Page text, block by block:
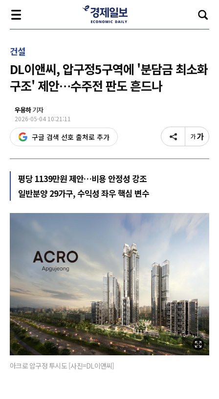
건설
DL이앤씨, 압구정5구역에 '분담금 최소화
구조' 제안…수주전 판도 흔드나
우용하기자
2026-05-04 10:21:11
구글 검색 선호 출처로 추가
평당 1139만원 제안…비용 안정성 강조
일반분양 29가구, 수익성 좌우 핵심 변수
아크로 압구정 투시도 [사진=DL이앤씨]